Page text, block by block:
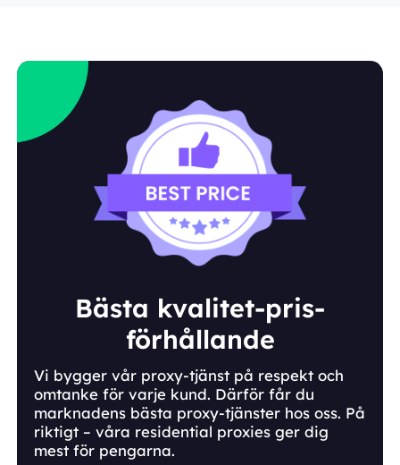
Bästa kvalitet-pris-
förhållande
Vi bygger vår proxy-tjänst på respekt och
omtanke för varje kund. Därför får du
marknadens bästa proxy-tjänster hos oss. På
riktigt – våra residential proxies ger dig
mest för pengarna.